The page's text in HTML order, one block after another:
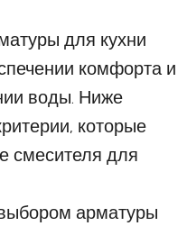
для кухни
комфорта и
воды. Ниже
которые
смесителя для
арматуры